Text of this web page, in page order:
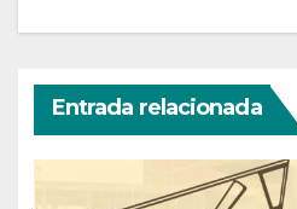
Entrada relacionada